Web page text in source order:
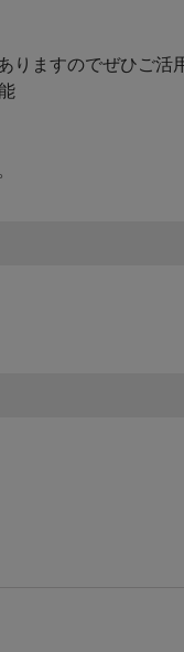
りますのでぜひご活